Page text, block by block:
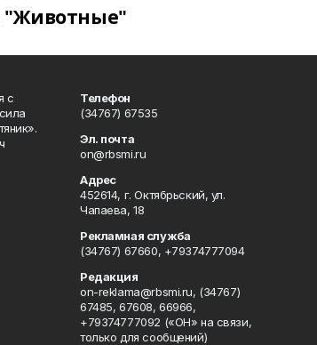
"Животные"
с
Телефон
(34767) 67535
Эл. почта
on@rbsmi.ru
Адрес
452614, г. Октябрьский, ул.
Чапаева, 18
Рекламная служба
(34767) 67660, +79374777094
Редакция
on-reklama@rbsmi.ru, (34767)
67485, 67608, 66966,
+79374777092 («ОН» на связи,
только для сообщений)